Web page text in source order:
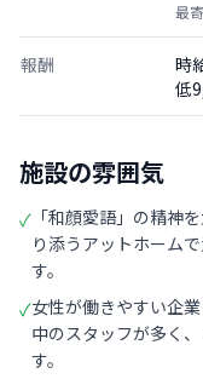
最
報酬
時
低
施設の雰囲気
✓ 「和顔愛語」の精神
り添うアットホーム
す。
✓女性が働きやすい企
中のスタッフが多く
す。